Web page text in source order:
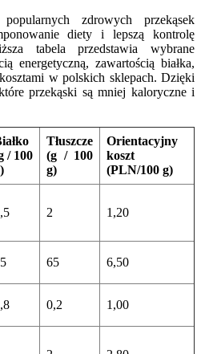
zdrowych przekąsek
diety i lepszą kontrolę
tabela przedstawia wybrane
energetyczną, zawartością białka,
w polskich sklepach. Dzięki
przekąski są mniej kaloryczne i
/ 100
Tłuszcze
(g / 100
g)
Orientacyjny
koszt
(PLN/100 g)
2 1,20
65 6,50
0,2 1,00